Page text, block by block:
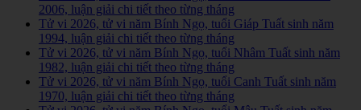
2006, luận giải chi tiết theo từng tháng
Tử vi 2026, tử vi năm Bính Ngọ, tuổi Giáp Tuất sinh năm
1994, luận giải chi tiết theo từng tháng
Tử vi 2026, tử vi năm Bính Ngọ, tuổi Nhâm Tuất sinh năm
1982, luận giải chi tiết theo từng tháng
Tử vi 2026, tử vi năm Bính Ngọ, tuổi Canh Tuất sinh năm
1970, luận giải chi tiết theo từng tháng